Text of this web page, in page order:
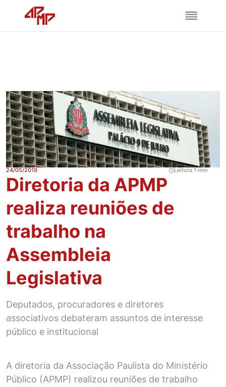
24/05/2019 Leitura 1 min
Diretoria da APMP
realiza reuniões de
trabalho na
Assembleia
Legislativa
Deputados, procuradores e diretores
associativos debateram assuntos de interesse
público e institucional
A diretoria da Associação Paulista do Ministério
Público (APMP) realizou reuniões de trabalho